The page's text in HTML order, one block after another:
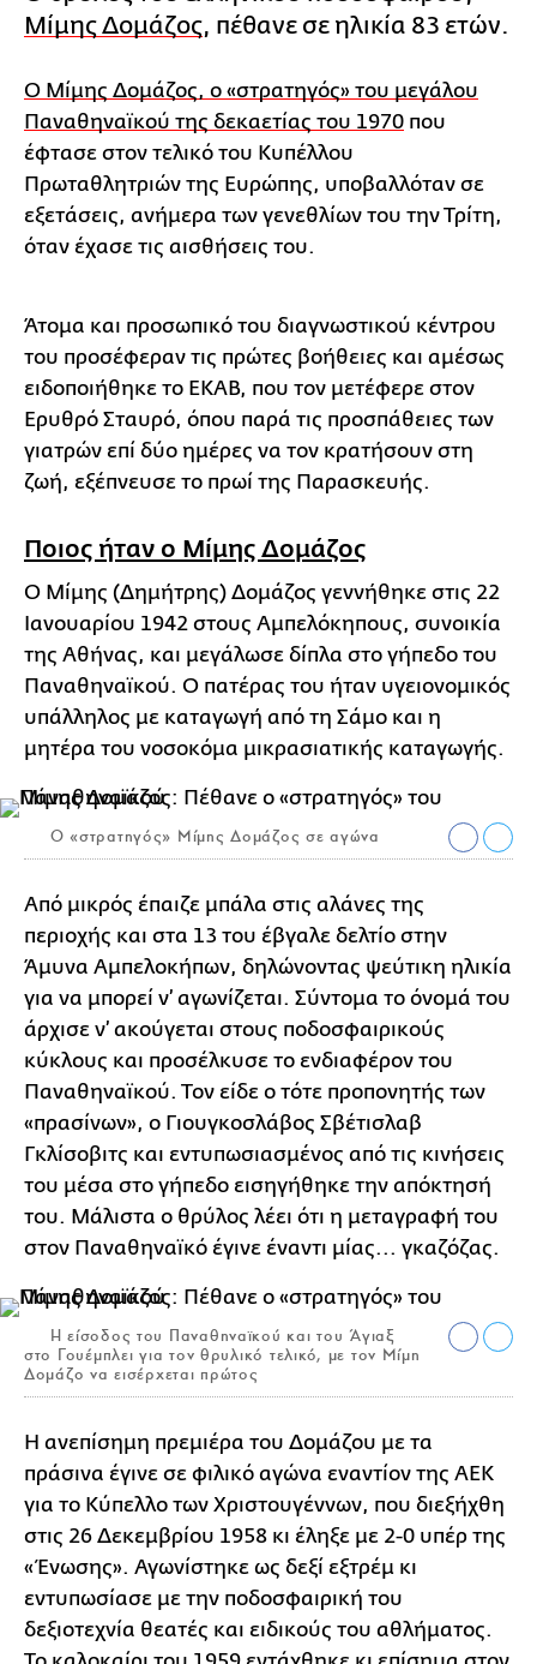
Μίμης Δομάζος, πέθανε σε ηλικία 83 ετών.
Ο Μίμης Δομάζος, ο «στρατηγός» του μεγάλου
Παναθηναϊκού της δεκαετίας του 1970 που
έφτασε στον τελικό του Κυπέλλου
Πρωταθλητριών της Ευρώπης, υποβαλλόταν σε
εξετάσεις, ανήμερα των γενεθλίων του την Τρίτη,
όταν έχασε τις αισθήσεις του.
Άτομα και προσωπικό του διαγνωστικού κέντρου
του προσέφεραν τις πρώτες βοήθειες και αμέσως
ειδοποιήθηκε το ΕΚΑΒ, που τον μετέφερε στον
Ερυθρό Σταυρό, όπου παρά τις προσπάθειες των
γιατρών επί δύο ημέρες να τον κρατήσουν στη
ζωή, εξέπνευσε το πρωί της Παρασκευής.
Ποιος ήταν ο Μίμης Δομάζος
Ο Μίμης (Δημήτρης) Δομάζος γεννήθηκε στις 22
Ιανουαρίου 1942 στους Αμπελόκηπους, συνοικία
της Αθήνας, και μεγάλωσε δίπλα στο γήπεδο του
Παναθηναϊκού. Ο πατέρας του ήταν υγειονομικός
υπάλληλος με καταγωγή από τη Σάμο και η
μητέρα του νοσοκόμα μικρασιατικής καταγωγής.
Ο «στρατηγός» Μίμης Δομάζος σε αγώνα
Από μικρός έπαιζε μπάλα στις αλάνες της
περιοχής και στα 13 του έβγαλε δελτίο στην
Άμυνα Αμπελοκήπων, δηλώνοντας ψεύτικη ηλικία
για να μπορεί ν’ αγωνίζεται. Σύντομα το όνομά του
άρχισε ν’ ακούγεται στους ποδοσφαιρικούς
κύκλους και προσέλκυσε το ενδιαφέρον του
Παναθηναϊκού. Τον είδε ο τότε προπονητής των
«πρασίνων», ο Γιουγκοσλάβος Σβέτισλαβ
Γκλίσοβιτς και εντυπωσιασμένος από τις κινήσεις
του μέσα στο γήπεδο εισηγήθηκε την απόκτησή
του. Μάλιστα ο θρύλος λέει ότι η μεταγραφή του
στον Παναθηναϊκό έγινε έναντι μίας... γκαζόζας.
Η είσοδος του Παναθηναϊκού και του Άγιαξ
στο Γουέμπλει για τον θρυλικό τελικό, με τον Μίμη
Δομάζο να εισέρχεται πρώτος
Η ανεπίσημη πρεμιέρα του Δομάζου με τα
πράσινα έγινε σε φιλικό αγώνα εναντίον της ΑΕΚ
για το Κύπελλο των Χριστουγέννων, που διεξήχθη
στις 26 Δεκεμβρίου 1958 κι έληξε με 2-0 υπέρ της
«Ένωσης». Αγωνίστηκε ως δεξί εξτρέμ κι
εντυπωσίασε με την ποδοσφαιρική του
δεξιοτεχνία θεατές και ειδικούς του αθλήματος.